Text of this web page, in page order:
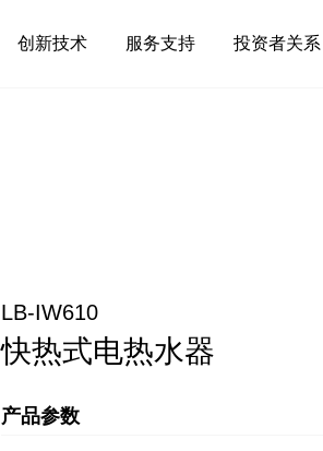
创新技术 服务支持 投资者关系
LB-IW610
快热式电热水器
产品参数